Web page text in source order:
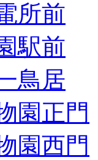
所前
駅前
鳥居
園正門
園西門